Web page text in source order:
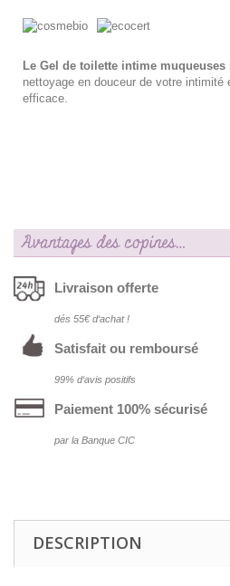
Le Gel de toilette intime
nettoyage en douceur de votre
efficace.
Avantages des copines…
Livraison offerte
dés 55€ d‘achat !
Satisfait ou remboursé
99% d‘avis positifs
Paiement 100% sécurisé
par la Banque CIC
DESCRIPTION